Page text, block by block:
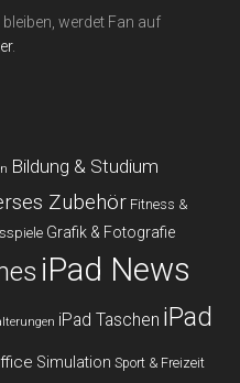
werdet Fan auf
.
Bildung & Studium
Zubehör Fitness &
Grafik & Fotografie
iPad News
iPad Taschen iPad
Simulation Sport & Freizeit